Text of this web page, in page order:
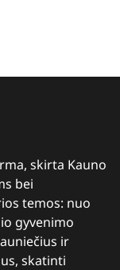
skirta Kauno
bei
temos: nuo
gyvenimo
ir
skatinti